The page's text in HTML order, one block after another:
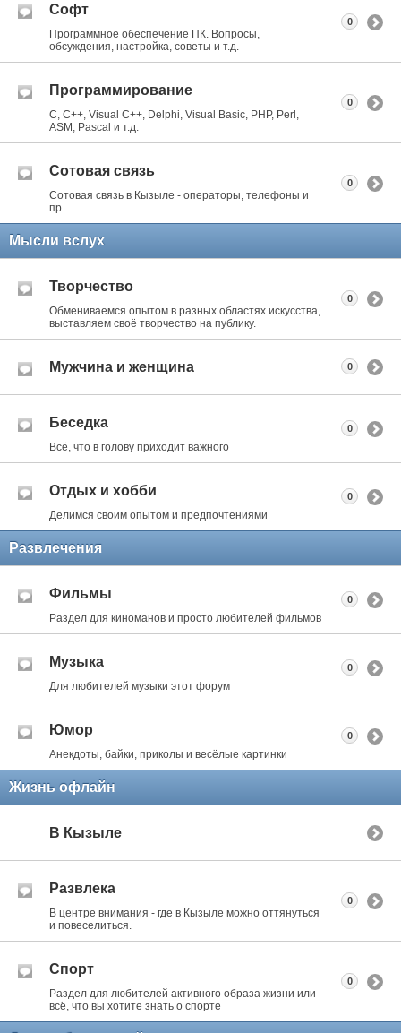
Софт
Программное обеспечение ПК. Вопросы,
обсуждения, настройка, советы и т.д.
0
Программирование
C, C++, Visual C++, Delphi, Visual Basic, PHP, Perl,
ASM, Pascal и т.д.
0
Сотовая связь
Сотовая связь в Кызыле - операторы, телефоны и
пр.
0
Мысли вслух
Творчество
Обмениваемся опытом в разных областях искусства,
выставляем своё творчество на публику.
0
Мужчина и женщина 0
Беседка
Всё, что в голову приходит важного
0
Отдых и хобби
Делимся своим опытом и предпочтениями
0
Развлечения
Фильмы
Раздел для киноманов и просто любителей фильмов
0
Музыка
Для любителей музыки этот форум
0
Юмор
Анекдоты, байки, приколы и весёлые картинки
0
Жизнь офлайн
В Кызыле
Развлека
В центре внимания - где в Кызыле можно оттянуться
и повеселиться.
0
Спорт
Раздел для любителей активного образа жизни или
всё, что вы хотите знать о спорте
0